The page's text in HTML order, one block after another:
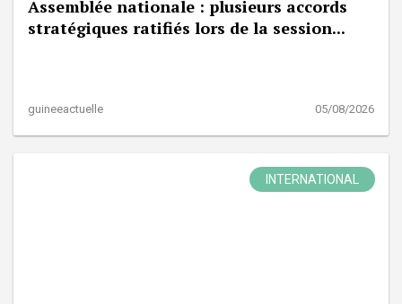
Assemblée nationale : plusieurs accords
stratégiques ratifiés lors de la session...
guineeactuelle 05/08/2026
INTERNATIONAL